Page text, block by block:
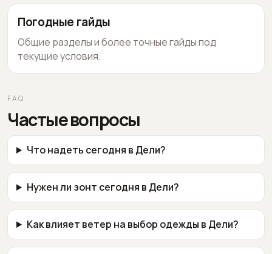
Погодные гайды
Общие разделы и более точные гайды под
текущие условия.
FAQ
Частые вопросы
Что надеть сегодня в Дели?
Нужен ли зонт сегодня в Дели?
Как влияет ветер на выбор одежды в Дели?